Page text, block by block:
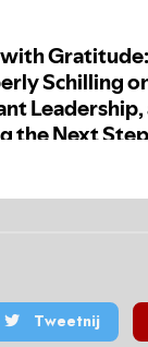
Tweetnij